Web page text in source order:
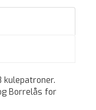
Borrelås for